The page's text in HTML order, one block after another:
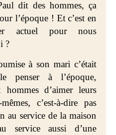
dit des hommes, ça
l’époque ! Et c’est en
actuel
pour nous
?
à son mari c’était
penser à l’époque,
hommes d’aimer leurs
c’est-à-dire pas
au service de la maison
aussi d’une